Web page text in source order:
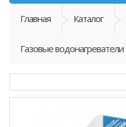
Главная Каталог
Газовые водонагреватели